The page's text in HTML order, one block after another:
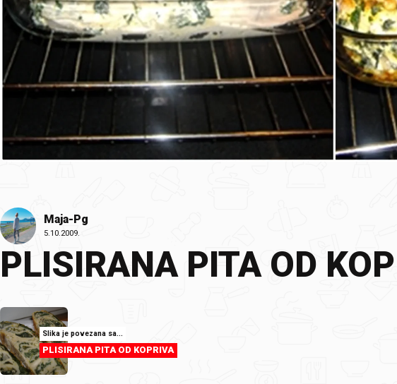
Maja-Pg
5.10.2009.
PLISIRANA PITA OD
Slika je povezana sa...
PLISIRANA PITA OD KOPRIVA